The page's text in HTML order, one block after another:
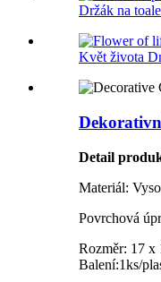
Držák na
Květ života
Detail
Materiál:
Povrchová
Rozměr: 17 x
Balení:1ks/